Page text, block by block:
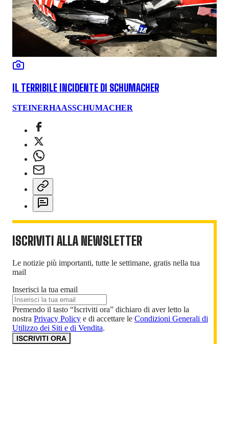
IL TERRIBILE INCIDENTE DI SCHUMACHER
STEINERHAASSCHUMACHER
ISCRIVITI ALLA NEWSLETTER
Le notizie più importanti, tutte le settimane, gratis nella tua
mail
Inserisci la tua email
Premendo il tasto “Iscriviti ora” dichiaro di aver letto la
nostra Privacy Policy e di accettare le Condizioni Generali di
Utilizzo dei Siti e di Vendita.
ISCRIVITI ORA